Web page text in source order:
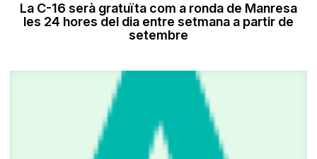
La C-16 serà gratuïta com a ronda de Manresa
les 24 hores del dia entre setmana a partir de
setembre